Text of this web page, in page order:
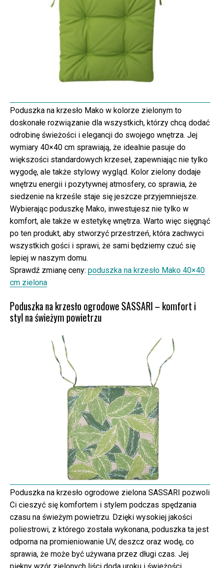
Poduszka na krzesło Mako w kolorze zielonym to
doskonałe rozwiązanie dla wszystkich, którzy chcą dodać
odrobinę świeżości i elegancji do swojego wnętrza. Jej
wymiary 40×40 cm sprawiają, że idealnie pasuje do
większości standardowych krzeseł, zapewniając nie tylko
wygodę, ale także stylowy wygląd. Kolor zielony dodaje
wnętrzu energii i pozytywnej atmosfery, co sprawia, że
siedzenie na krześle staje się jeszcze przyjemniejsze.
Wybierając poduszkę Mako, inwestujesz nie tylko w
komfort, ale także w estetykę wnętrza. Warto więc sięgnąć
po ten produkt, aby stworzyć przestrzeń, która zachwyci
wszystkich gości i sprawi, że sami będziemy czuć się
lepiej w naszym domu.
Sprawdź zmianę ceny: poduszka na krzesło Mako 40×40
cm zielona
Poduszka na krzesło ogrodowe SASSARI – komfort i
styl na świeżym powietrzu
Poduszka na krzesło ogrodowe zielona SASSARI pozwoli
Ci cieszyć się komfortem i stylem podczas spędzania
czasu na świeżym powietrzu. Dzięki wysokiej jakości
poliestrowi, z którego została wykonana, poduszka ta jest
odporna na promieniowanie UV, deszcz oraz wodę, co
sprawia, że może być używana przez długi czas. Jej